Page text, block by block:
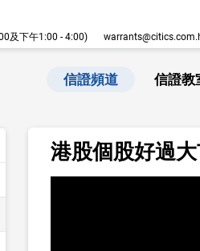
及下午1:00 - 4:00)
信證頻道 信證教
港股個股好過